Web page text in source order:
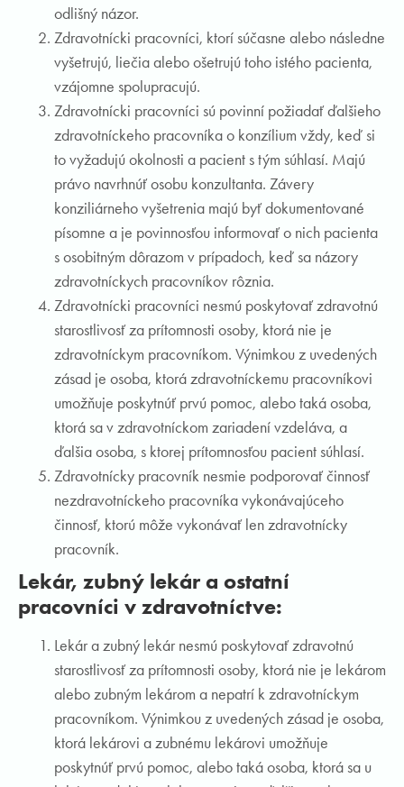
odlišný názor.
Zdravotnícki pracovníci, ktorí súčasne alebo následne
vyšetrujú, liečia alebo ošetrujú toho istého pacienta,
vzájomne spolupracujú.
Zdravotnícki pracovníci sú povinní požiadať ďalšieho
zdravotníckeho pracovníka o konzílium vždy, keď si
to vyžadujú okolnosti a pacient s tým súhlasí. Majú
právo navrhnúť osobu konzultanta. Závery
konziliárneho vyšetrenia majú byť dokumentované
písomne a je povinnosťou informovať o nich pacienta
s osobitným dôrazom v prípadoch, keď sa názory
zdravotníckych pracovníkov rôznia.
Zdravotnícki pracovníci nesmú poskytovať zdravotnú
starostlivosť za prítomnosti osoby, ktorá nie je
zdravotníckym pracovníkom. Výnimkou z uvedených
zásad je osoba, ktorá zdravotníckemu pracovníkovi
umožňuje poskytnúť prvú pomoc, alebo taká osoba,
ktorá sa v zdravotníckom zariadení vzdeláva, a
ďalšia osoba, s ktorej prítomnosťou pacient súhlasí.
Zdravotnícky pracovník nesmie podporovať činnosť
nezdravotníckeho pracovníka vykonávajúceho
činnosť, ktorú môže vykonávať len zdravotnícky
pracovník.
Lekár, zubný lekár a ostatní
pracovníci v zdravotníctve:
Lekár a zubný lekár nesmú poskytovať zdravotnú
starostlivosť za prítomnosti osoby, ktorá nie je lekárom
alebo zubným lekárom a nepatrí k zdravotníckym
pracovníkom. Výnimkou z uvedených zásad je osoba,
ktorá lekárovi a zubnému lekárovi umožňuje
poskytnúť prvú pomoc, alebo taká osoba, ktorá sa u